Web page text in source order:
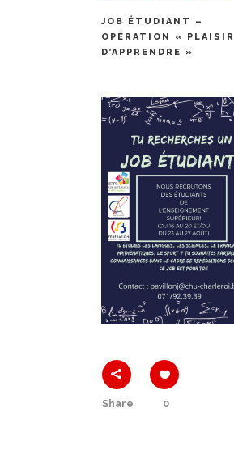
JOB ÉTUDIANT –
OPÉRATION « PLAISIR
D’APPRENDRE »
Share 0